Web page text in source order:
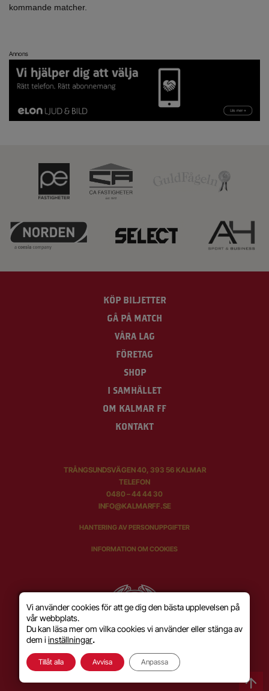
kommande matcher.
Annons
KÖP BILJETTER
GÅ PÅ MATCH
VÅRA LAG
FÖRETAG
SHOP
I SAMHÄLLET
OM KALMAR FF
KONTAKT
TRÅNGSUNDSVÄGEN 40, 393 56 KALMAR
TELEFON
0480 – 44 44 30
INFO@KALMARFF.SE
HANTERING AV PERSONUPPGIFTER
INFORMATION OM COOKIES
Vi använder cookies för att ge dig den bästa upplevelsen på
vår webbplats.
Du kan läsa mer om vilka cookies vi använder eller stänga av
dem i inställningar.
Tillåt alla Avvisa Anpassa